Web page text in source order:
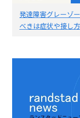
発達障害グレーゾ
べきは症状や接し